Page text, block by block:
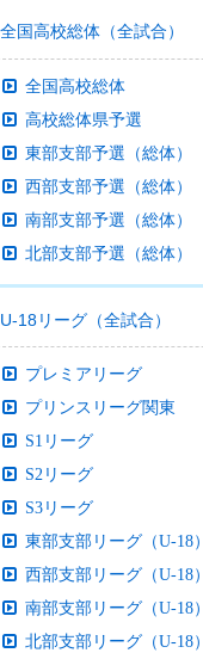
全国高校総体（全試合）
全国高校総体
高校総体県予選
東部支部予選（総体）
西部支部予選（総体）
南部支部予選（総体）
北部支部予選（総体）
U-18リーグ（全試合）
プレミアリーグ
プリンスリーグ関東
S1リーグ
S2リーグ
S3リーグ
東部支部リーグ（U-18）
西部支部リーグ（U-18）
南部支部リーグ（U-18）
北部支部リーグ（U-18）